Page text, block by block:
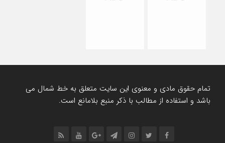
تمام حقوق مادی و معنوی این سایت متعلق به خط شمال می
باشد و استفاده از مطالب با ذکر منبع بلامانع است.